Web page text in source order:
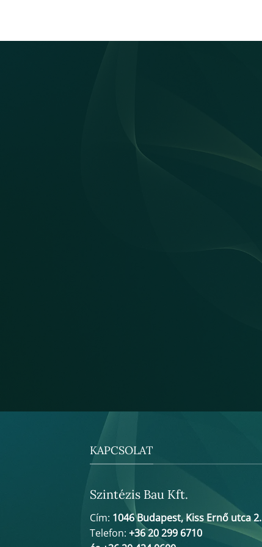
KAPCSOLAT
Szintézis Bau Kft.
Cím: 1046 Budapest, Kiss Ernő utca 2.
Telefon: +36 20 299 6710